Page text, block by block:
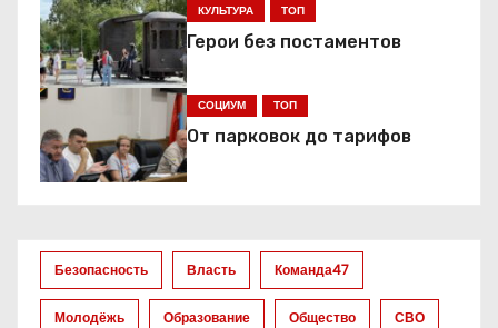
и
я
п
о
а
п
КУЛЬТУРА ТОП
Герои без постаментов
СОЦИУМ ТОП
От парковок до тарифов
Безопасность Власть Команда47
Молодёжь Образование Общество СВО